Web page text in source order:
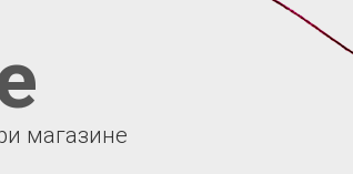
магазине